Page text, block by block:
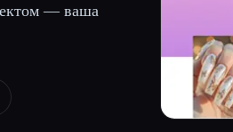
— ваша